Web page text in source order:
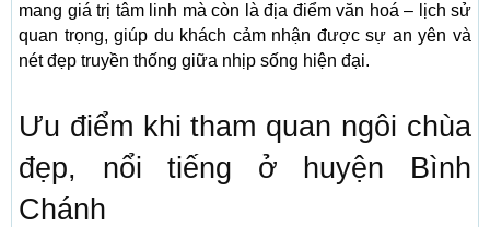
mang giá trị tâm linh mà còn là địa điểm văn hoá – lịch sử
quan trọng, giúp du khách cảm nhận được sự an yên và
nét đẹp truyền thống giữa nhịp sống hiện đại.
Ưu điểm khi tham quan ngôi chùa
đẹp, nổi tiếng ở huyện Bình
Chánh